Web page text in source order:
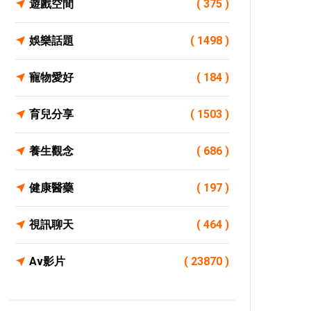
遊戲空間 ( 375 )
娛樂話題 ( 1498 )
寵物愛好 ( 184 )
育兒分享 ( 1503 )
養生觀念 ( 686 )
健康醫藥 ( 197 )
視訊聊天 ( 464 )
Av影片 ( 23870 )